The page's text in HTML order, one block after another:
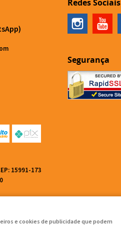
Redes Sociais
Segurança
15991-173
e cookies de publicidade que podem